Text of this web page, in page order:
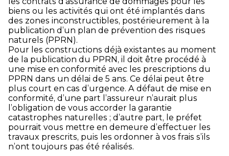
biens ou les activités qui ont été implantés dans
des zones inconstructibles, postérieurement à la
publication d’un plan de prévention des risques
naturels (PPRN).
Pour les constructions déjà existantes au moment
de la publication du PPRN, il doit être procédé à
une mise en conformité avec les prescriptions du
PPRN dans un délai de 5 ans. Ce délai peut être
plus court en cas d’urgence. A défaut de mise en
conformité, d’une part l’assureur n’aurait plus
l’obligation de vous accorder la garantie
catastrophes naturelles ; d’autre part, le préfet
pourrait vous mettre en demeure d’effectuer les
travaux prescrits, puis les ordonner à vos frais s’ils
n’ont toujours pas été réalisés.